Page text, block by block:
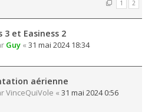
1 2
3 et Easiness 2
Guy « 31 mai 2024 18:34
aérienne
VinceQuiVole « 31 mai 2024 0:56